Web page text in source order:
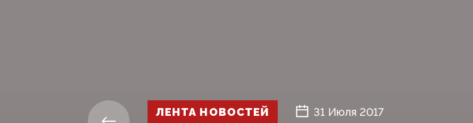
ЛЕНТА НОВОСТЕЙ 31 Июля 2017